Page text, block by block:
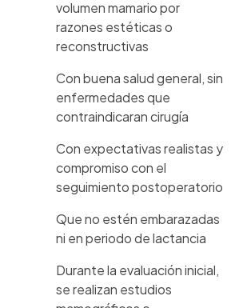
volumen mamario por
razones estéticas o
reconstructivas
Con buena salud general, sin
enfermedades que
contraindicaran cirugía
Con expectativas realistas y
compromiso con el
seguimiento postoperatorio
Que no estén embarazadas
ni en periodo de lactancia
Durante la evaluación inicial,
se realizan estudios